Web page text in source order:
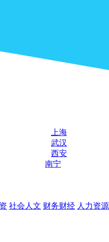
上海
武汉
西安
南宁
社会人文 财务财经 人力资源